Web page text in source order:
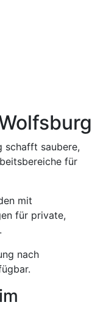
schafft saubere,
für
mit
für private,
nach